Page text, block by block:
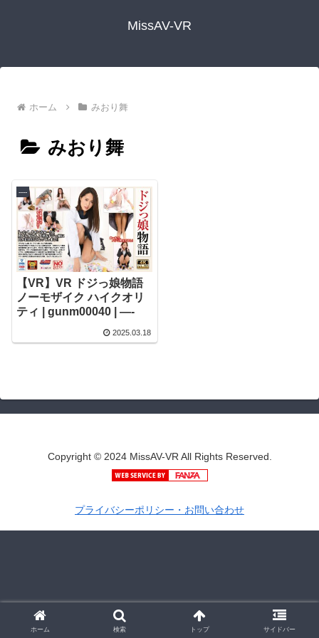
MissAV-VR
ホーム みおり舞
みおり舞
----
【VR】VR ドジっ娘物語
ノーモザイク ハイクオリ
ティ | gunm00040 | —-
2025.03.18
Copyright © 2024 MissAV-VR All Rights Reserved.
プライバシーポリシー・お問い合わせ
ホーム 検索 トップ サイドバー